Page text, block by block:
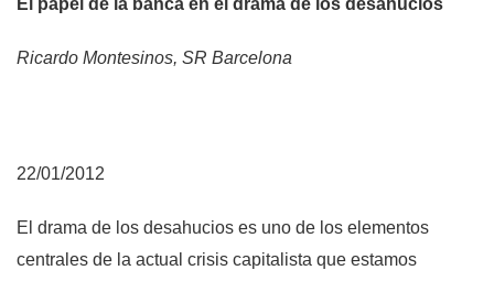
El papel de la banca en el drama de los desahucios
Ricardo Montesinos, SR Barcelona
22/01/2012
El drama de los desahucios es uno de los elementos
centrales de la actual crisis capitalista que estamos